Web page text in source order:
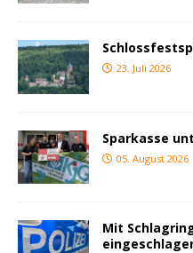
23. Juli 2026
Sparkasse
05. August 2026
Mit